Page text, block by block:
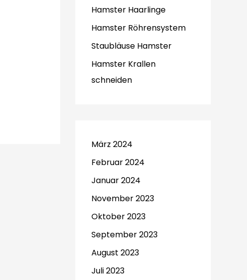
Hamster Haarlinge
Hamster Röhrensystem
Staubläuse Hamster
Hamster Krallen
schneiden
März 2024
Februar 2024
Januar 2024
November 2023
Oktober 2023
September 2023
August 2023
Juli 2023